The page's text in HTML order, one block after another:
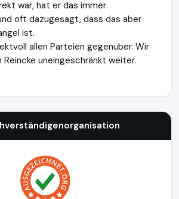
war, hat er das immer
oft dazugesagt, dass das aber
ist.
allen Parteien gegenüber. Wir
Reincke uneingeschränkt weiter.